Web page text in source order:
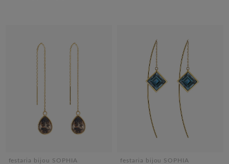
festaria bijou SOPHIA
festaria bijou SOPHIA